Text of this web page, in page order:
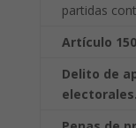
partidas
Artículo
Delito de
electorales.